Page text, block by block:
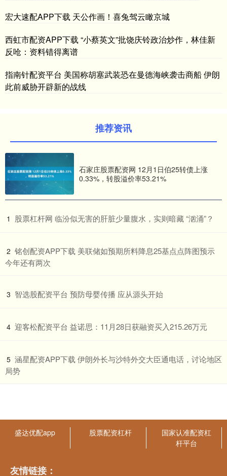
宏大速配APP下载 天公作画！喜兔驾云瞰京城
西虹市配资APP下载 “小蔡英文”批饶庆铃政治炒作，林佳新
反呛：资料错得离谱
指南针配资平台 美国称胡塞武装恐在曼德海峡袭击商船 伊朗
此前威胁开辟新的战线
推荐资讯
石家庄股票配资网 12月1日伯25转债上涨
0.33%，转股溢价率53.21%
1 ​股票杠杆网 临汾似无害的肝脏少量腹水，实则暗藏 “汹涌”？
2 ​铭创配资APP下载 美联储如预期所料降息25基点点阵图预示
今年还有两次
3 ​智选股配资平台 预防母婴传播 应从源头开始
4 ​迎客松配资平台 益诺思：11月28日获融资买入215.26万元
5 ​涵星配资APP下载 伊朗外长与沙特外交大臣通电话，讨论地区
局势
盛达优配app 股票配资杠杆
国家认准配资杠
杆平台
友情链接：